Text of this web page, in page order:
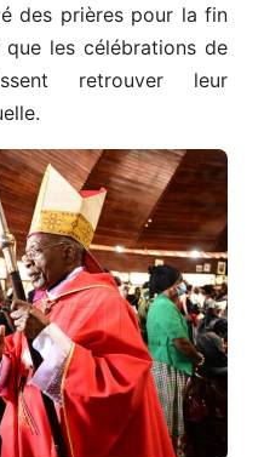
des prières pour la fin
que les célébrations de
retrouver leur